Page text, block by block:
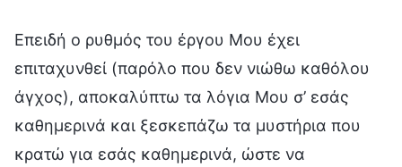
Επειδή ο ρυθμός του έργου Μου έχει
επιταχυνθεί (παρόλο που δεν νιώθω καθόλου
άγχος), αποκαλύπτω τα λόγια Μου σ’ εσάς
καθημερινά και ξεσκεπάζω τα μυστήρια που
κρατώ για εσάς καθημερινά, ώστε να